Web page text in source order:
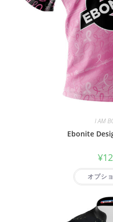
I AM
Ebonite
¥
オプシ